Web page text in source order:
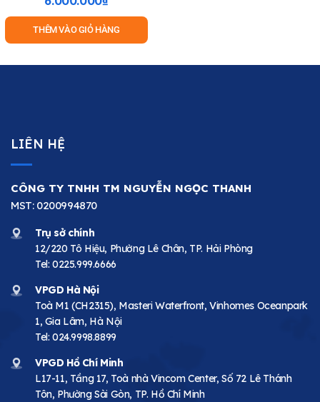
THÊM VÀO GIỎ HÀNG
LIÊN HỆ
CÔNG TY TNHH TM NGUYỄN NGỌC THANH
MST: 0200994870
Trụ sở chính
12/220 Tô Hiệu, Phường Lê Chân, TP. Hải Phòng
Tel: 0225.999.6666
VPGD Hà Nội
Toà M1 (CH2315), Masteri Waterfront, Vinhomes Oceanpark
1, Gia Lâm, Hà Nội
Tel: 024.9998.8899
VPGD Hồ Chí Minh
L17-11, Tầng 17, Toà nhà Vincom Center, Số 72 Lê Thánh
Tôn, Phường Sài Gòn, TP. Hồ Chí Minh